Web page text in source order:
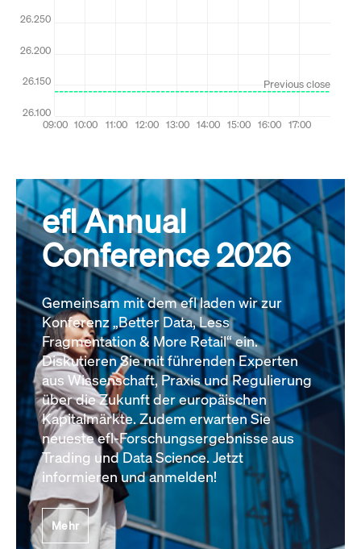
efl Annual
Conference 2026
Gemeinsam mit dem efl laden wir zur
Konferenz „Better Data, Less
Fragmentation & More Retail“ ein.
Diskutieren Sie mit führenden Experten
aus Wissenschaft, Praxis und Regulierung
über die Zukunft der europäischen
Kapitalmärkte. Zudem erwarten Sie
neueste efl-Forschungsergebnisse aus
Trading und Data Science. Jetzt
informieren und anmelden!
Mehr